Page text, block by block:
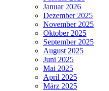
Januar 2026
Dezember 2025
November 2025
Oktober 2025
September 2025
August 2025
Juni 2025
Mai 2025
April 2025
März 2025